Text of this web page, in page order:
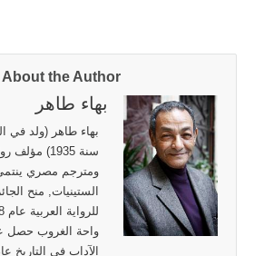
About the Author
بهاء طاهر
بهاء طاهر (ولد في
سنة 1935)
ومترجم مصري
الستينيات, منح
واحة الغروب حصل